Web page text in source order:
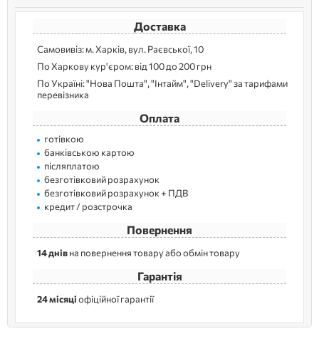
Доставка
Самовивіз: м. Харків, вул. Раєвської, 10
По Харкову кур'єром: від 100 до 200 грн
По Україні: "Нова Пошта", "Інтайм", "Delivery" за тарифами
перевізника
Оплата
готівкою
банківською картою
післяплатою
безготівковий розрахунок
безготівковий розрахунок + ПДВ
кредит / розстрочка
Повернення
14 днівна повернення товару або обмін товару
Гарантія
24 місяціофіційної гарантії